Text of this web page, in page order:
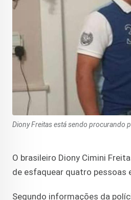
Diony Freitas está sendo procurando
O brasileiro Diony Cimini
de esfaquear quatro pessoas
Segundo informações da